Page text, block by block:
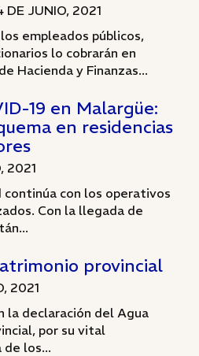
DE JUNIO, 2021
empleados públicos,
lo cobrarán en
Hacienda y Finanzas...
19 en Malargüe:
en residencias
2021
continúa con los operativos
Con la llegada de
provincial
2021
la declaración del Agua
por su vital
de los...